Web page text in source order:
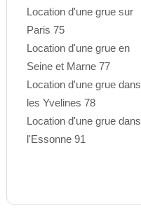
Location d'une grue sur
Paris 75
Location d'une grue en
Seine et Marne 77
Location d'une grue dans
les Yvelines 78
Location d'une grue dans
l'Essonne 91